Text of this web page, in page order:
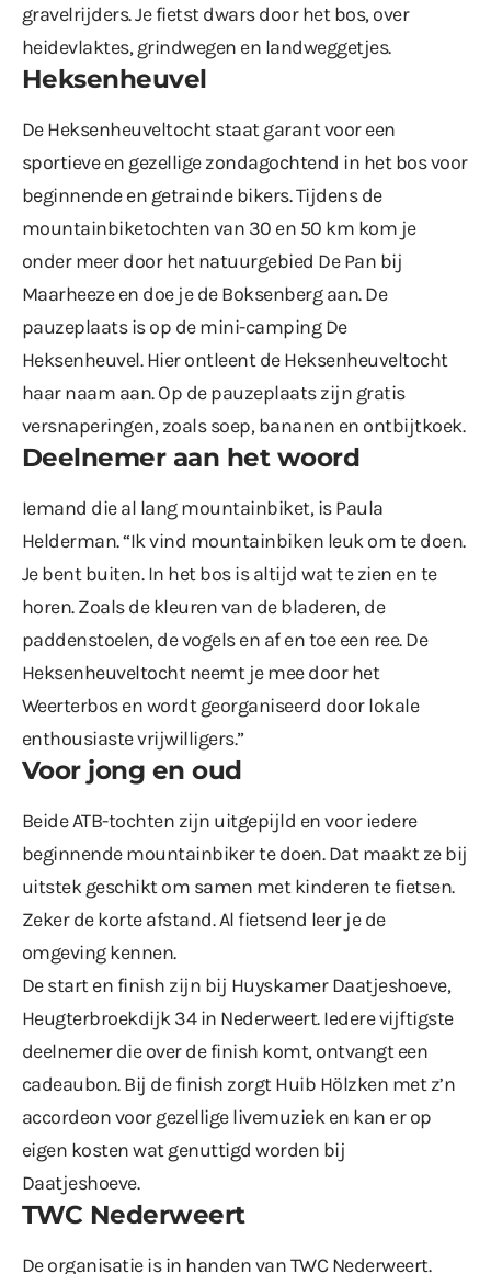
gravelrijders. Je fietst dwars door het bos, over
heidevlaktes, grindwegen en landweggetjes.
Heksenheuvel
De Heksenheuveltocht staat garant voor een
sportieve en gezellige zondagochtend in het bos voor
beginnende en getrainde bikers. Tijdens de
mountainbiketochten van 30 en 50 km kom je
onder meer door het natuurgebied De Pan bij
Maarheeze en doe je de Boksenberg aan. De
pauzeplaats is op de mini-camping De
Heksenheuvel. Hier ontleent de Heksenheuveltocht
haar naam aan. Op de pauzeplaats zijn gratis
versnaperingen, zoals soep, bananen en ontbijtkoek.
Deelnemer aan het woord
Iemand die al lang mountainbiket, is Paula
Helderman. “Ik vind mountainbiken leuk om te doen.
Je bent buiten. In het bos is altijd wat te zien en te
horen. Zoals de kleuren van de bladeren, de
paddenstoelen, de vogels en af en toe een ree. De
Heksenheuveltocht neemt je mee door het
Weerterbos en wordt georganiseerd door lokale
enthousiaste vrijwilligers.”
Voor jong en oud
Beide ATB-tochten zijn uitgepijld en voor iedere
beginnende mountainbiker te doen. Dat maakt ze bij
uitstek geschikt om samen met kinderen te fietsen.
Zeker de korte afstand. Al fietsend leer je de
omgeving kennen.
De start en finish zijn bij Huyskamer Daatjeshoeve,
Heugterbroekdijk 34 in Nederweert. Iedere vijftigste
deelnemer die over de finish komt, ontvangt een
cadeaubon. Bij de finish zorgt Huib Hölzken met z’n
accordeon voor gezellige livemuziek en kan er op
eigen kosten wat genuttigd worden bij
Daatjeshoeve.
TWC Nederweert
De organisatie is in handen van TWC Nederweert.